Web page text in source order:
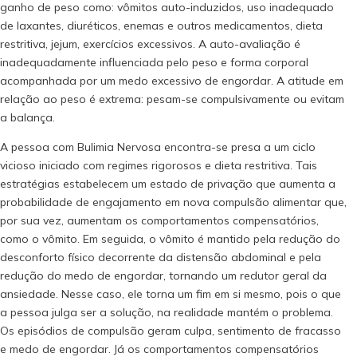
ganho de peso como: vômitos auto-induzidos, uso inadequado
de laxantes, diuréticos, enemas e outros medicamentos, dieta
restritiva, jejum, exercícios excessivos. A auto-avaliação é
inadequadamente influenciada pelo peso e forma corporal
acompanhada por um medo excessivo de engordar. A atitude em
relação ao peso é extrema: pesam-se compulsivamente ou evitam
a balança.
A pessoa com Bulimia Nervosa encontra-se presa a um ciclo
vicioso iniciado com regimes rigorosos e dieta restritiva. Tais
estratégias estabelecem um estado de privação que aumenta a
probabilidade de engajamento em nova compulsão alimentar que,
por sua vez, aumentam os comportamentos compensatórios,
como o vômito. Em seguida, o vômito é mantido pela redução do
desconforto físico decorrente da distensão abdominal e pela
redução do medo de engordar, tornando um redutor geral da
ansiedade. Nesse caso, ele torna um fim em si mesmo, pois o que
a pessoa julga ser a solução, na realidade mantém o problema.
Os episódios de compulsão geram culpa, sentimento de fracasso
e medo de engordar. Já os comportamentos compensatórios